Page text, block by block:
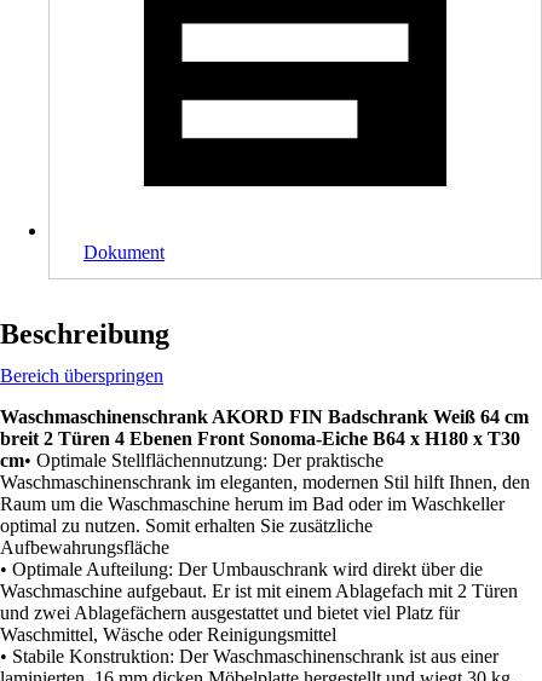
Dokument
Beschreibung
Bereich überspringen
Waschmaschinenschrank AKORD FIN Badschrank Weiß 64 cm
breit 2 Türen 4 Ebenen Front Sonoma-Eiche B64 x H180 x T30
cm• Optimale Stellflächennutzung: Der praktische
Waschmaschinenschrank im eleganten, modernen Stil hilft Ihnen, den
Raum um die Waschmaschine herum im Bad oder im Waschkeller
optimal zu nutzen. Somit erhalten Sie zusätzliche
Aufbewahrungsfläche
• Optimale Aufteilung: Der Umbauschrank wird direkt über die
Waschmaschine aufgebaut. Er ist mit einem Ablagefach mit 2 Türen
und zwei Ablagefächern ausgestattet und bietet viel Platz für
Waschmittel, Wäsche oder Reinigungsmittel
• Stabile Konstruktion: Der Waschmaschinenschrank ist aus einer